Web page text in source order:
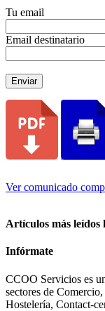
Tu email
Email destinatario
Enviar
Ver comunicado
Artículos más leídos
Infórmate
CCOO Servicios es
sectores de
Hostelería, Contact-